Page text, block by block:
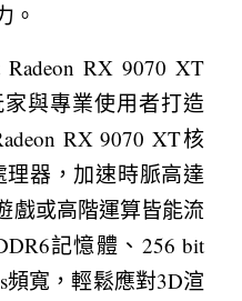
。
RX 9070 XT
與專業使用者打造
RX 9070 XT核
理器，加速時脈高達
戲或高階運算皆能流
記憶體、256 bit
頻寬，輕鬆應對3D渲